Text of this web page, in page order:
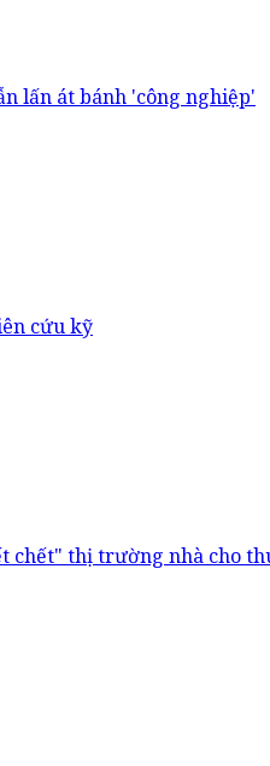
lấn át bánh 'công nghiệp'
cứu kỹ
chết" thị trường nhà cho